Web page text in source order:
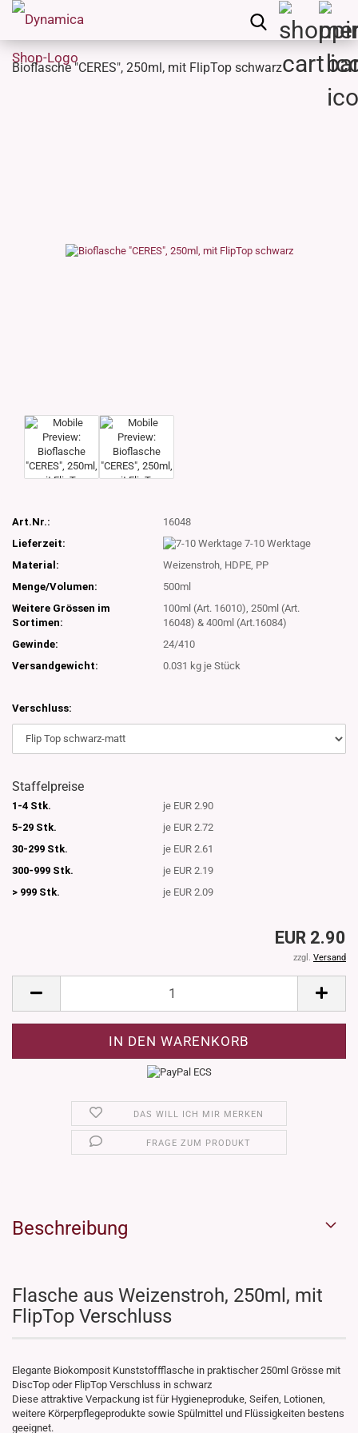
Bioflasche "CERES", 250ml, mit FlipTop schwarz
Art.Nr.:
16048
Lieferzeit:
7-10 Werktage
Material:
Weizenstroh, HDPE, PP
Menge/Volumen:
500ml
Weitere Grössen im
Sortimen:
100ml (Art. 16010), 250ml (Art.
16048) & 400ml (Art.16084)
Gewinde:
24/410
Versandgewicht:
0.031 kg je Stück
Verschluss:
Staffelpreise
1-4 Stk.
je EUR 2.90
5-29 Stk.
je EUR 2.72
30-299 Stk.
je EUR 2.61
300-999 Stk.
je EUR 2.19
> 999 Stk.
je EUR 2.09
EUR 2.90
zzgl. Versand
DAS WILL ICH MIR MERKEN
FRAGE ZUM PRODUKT
Beschreibung
Flasche aus Weizenstroh, 250ml, mit
FlipTop Verschluss
Elegante Biokomposit Kunststoffflasche in praktischer 250ml Grösse mit
DiscTop oder FlipTop Verschluss in schwarz
Diese attraktive Verpackung ist für Hygieneproduke, Seifen, Lotionen,
weitere Körperpflegeprodukte sowie Spülmittel und Flüssigkeiten bestens
geeignet.